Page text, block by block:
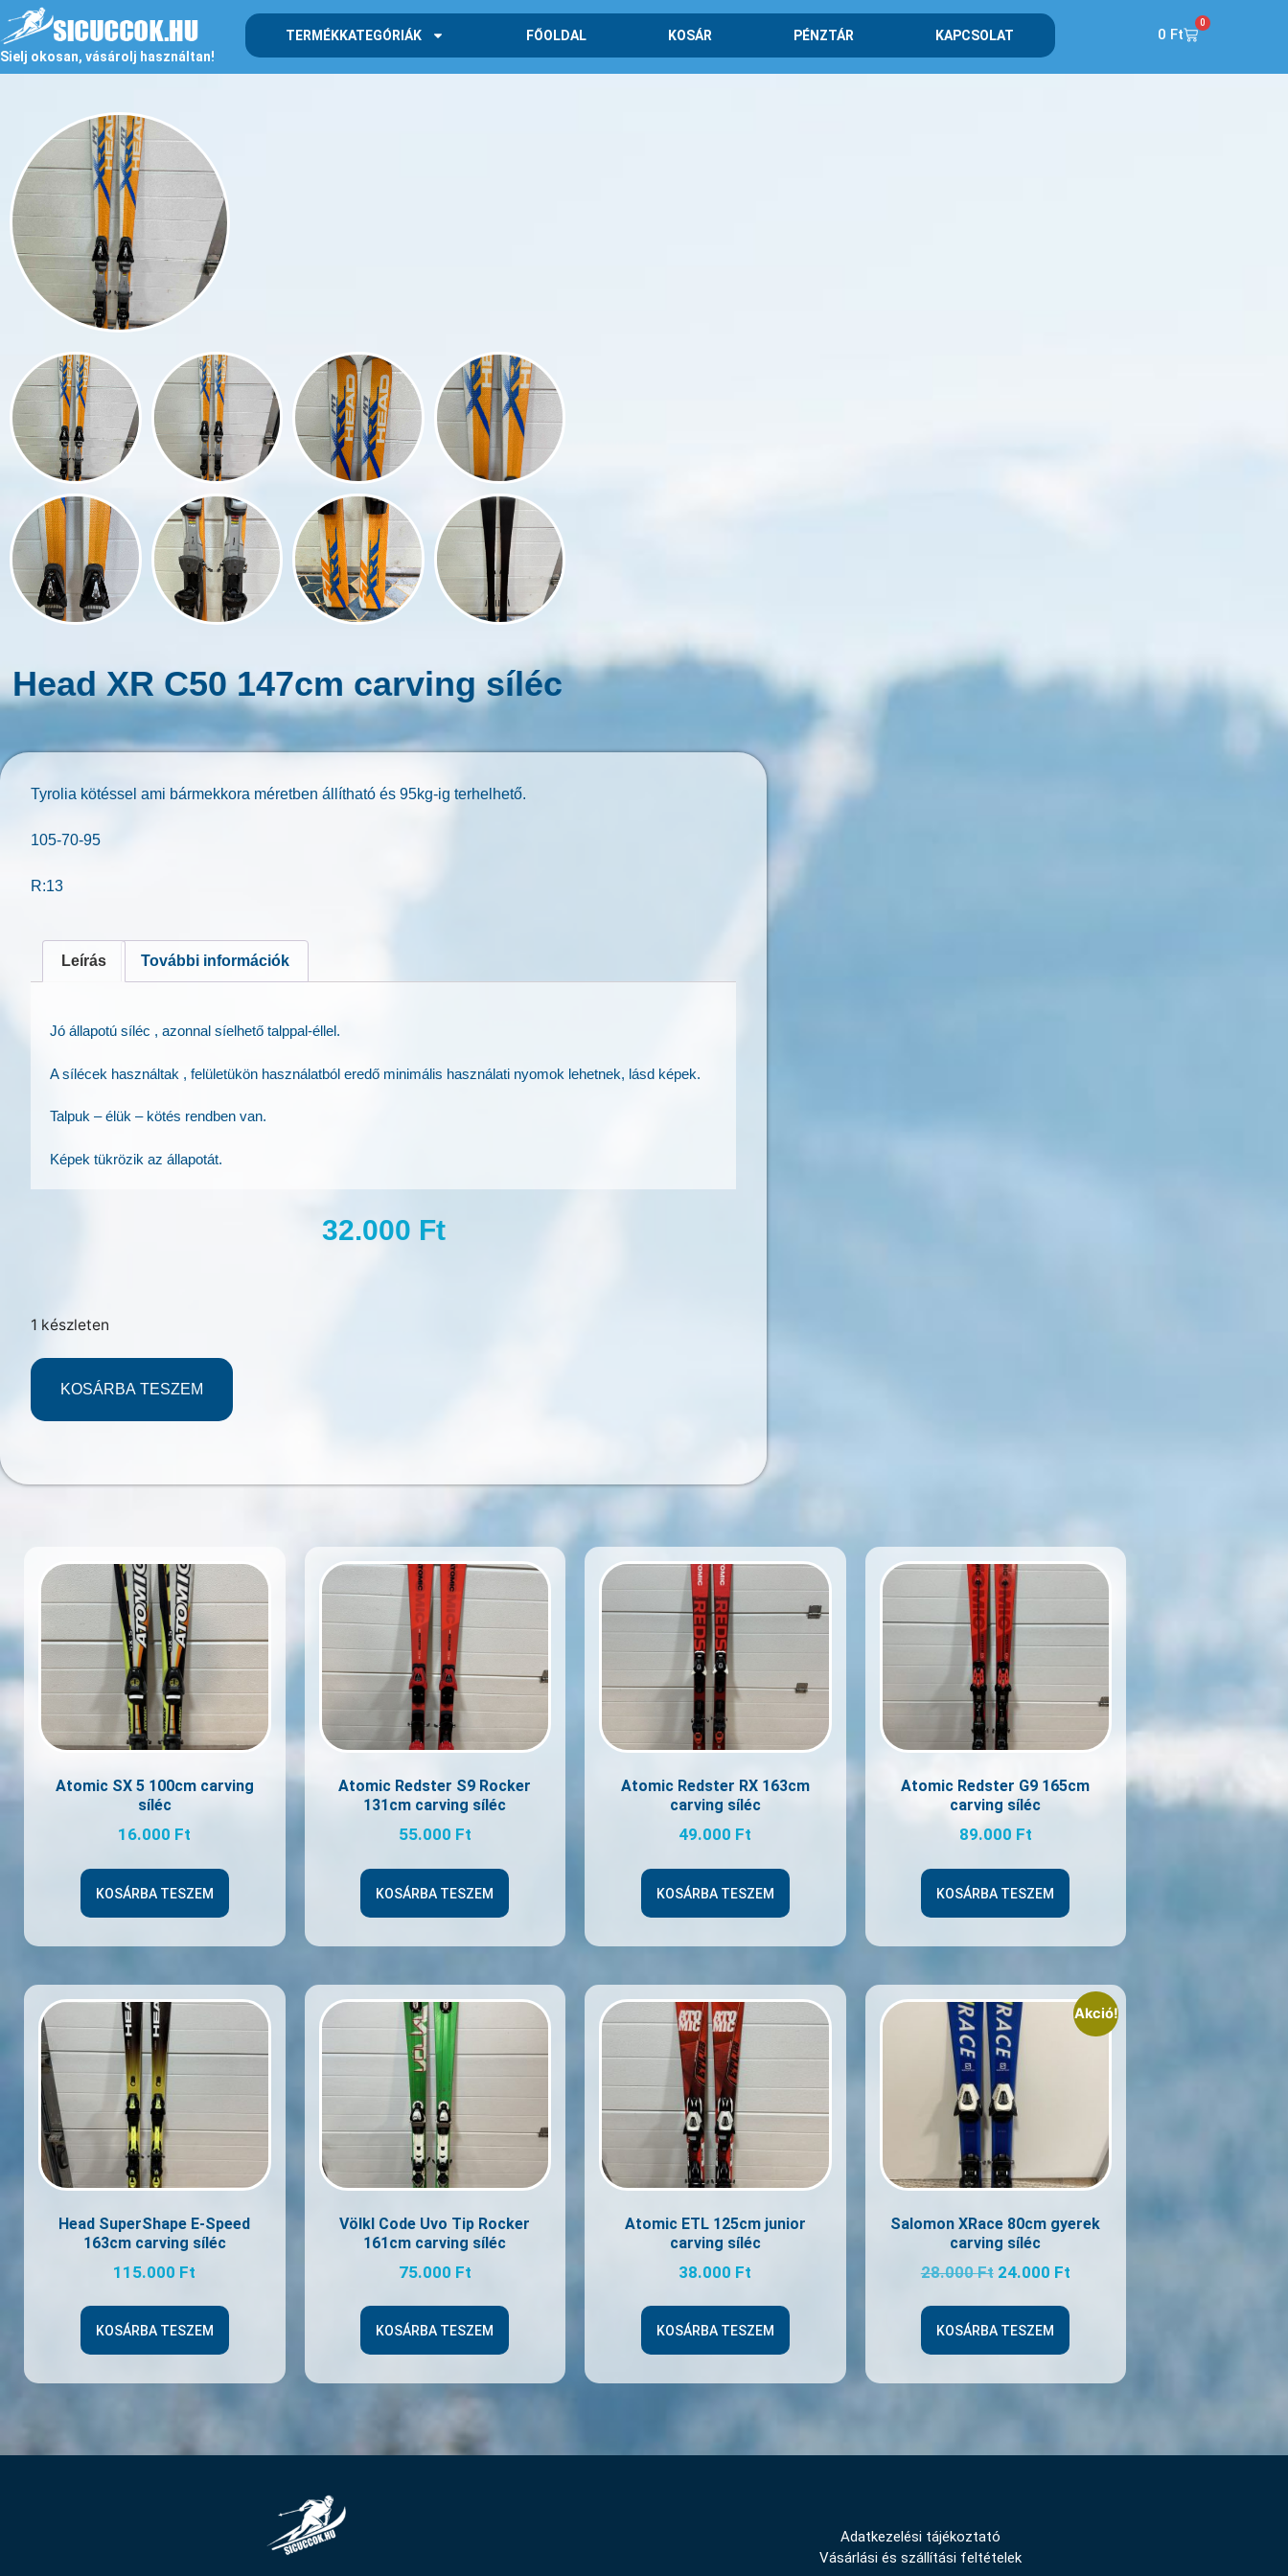
Sielj okosan, vásárolj használtan!
TERMÉKKATEGÓRIÁK FŐOLDAL KOSÁR PÉNZTÁR KAPCSOLAT 0 Ft
0
Head XR C50 147cm carving síléc
Tyrolia kötéssel ami bármekkora méretben állítható és 95kg-ig terhelhető.
105-70-95
R:13
Leírás További információk
Jó állapotú síléc , azonnal síelhető talppal-éllel.
A sílécek használtak , felületükön használatból eredő minimális használati nyomok lehetnek, lásd képek.
Talpuk – élük – kötés rendben van.
Képek tükrözik az állapotát.
32.000 Ft
1 készleten
KOSÁRBA TESZEM
Atomic SX 5 100cm carving
síléc
16.000 Ft
KOSÁRBA TESZEM
Atomic Redster S9 Rocker
131cm carving síléc
55.000 Ft
KOSÁRBA TESZEM
Atomic Redster RX 163cm
carving síléc
49.000 Ft
KOSÁRBA TESZEM
Atomic Redster G9 165cm
carving síléc
89.000 Ft
KOSÁRBA TESZEM
Head SuperShape E-Speed
163cm carving síléc
115.000 Ft
KOSÁRBA TESZEM
Völkl Code Uvo Tip Rocker
161cm carving síléc
75.000 Ft
KOSÁRBA TESZEM
Atomic ETL 125cm junior
carving síléc
38.000 Ft
KOSÁRBA TESZEM
Akció!
Salomon XRace 80cm gyerek
carving síléc
28.000Ft 24.000 Ft
KOSÁRBA TESZEM
Adatkezelési tájékoztató
Vásárlási és szállítási feltételek